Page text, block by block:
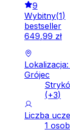
9
Wybitny(1)
bestseller
649,99 zł
Grójec
(+3)
Liczba
1